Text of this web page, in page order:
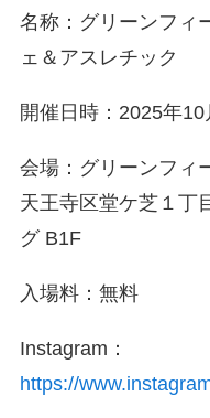
名称：グリーンフィ
ェ＆アスレチック
開催日時：2025年
会場：グリーンフ
天王寺区堂ケ芝１丁
グ B1F
入場料：無料
Instagram：
https://